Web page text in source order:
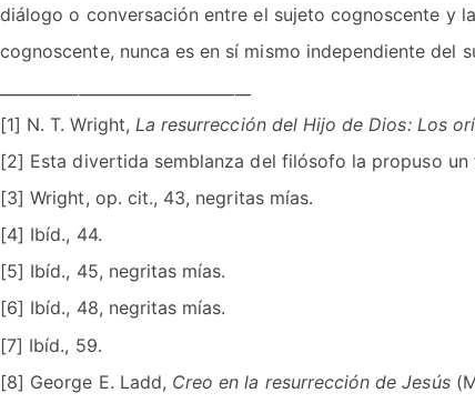
diálogo o conversación entre el sujeto cognoscente y
cognoscente, nunca es en sí mismo independiente
[1] N. T. Wright, La resurrección del Hijo de Dios: Los
[2] Esta divertida semblanza del filósofo la propuso
[3] Wright, op. cit., 43, negritas mías.
[4] Ibíd., 44.
[5] Ibíd., 45, negritas mías.
[6] Ibíd., 48, negritas mías.
[7] Ibíd., 59.
[8] George E. Ladd, Creo en la resurrección de Jesús